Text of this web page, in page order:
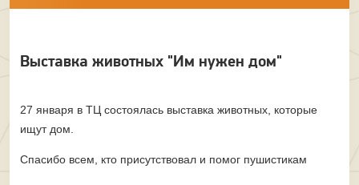
Выставка животных "Им нужен дом"
27 января в ТЦ состоялась выставка животных, которые
ищут дом.
Спасибо всем, кто присутствовал и помог пушистикам